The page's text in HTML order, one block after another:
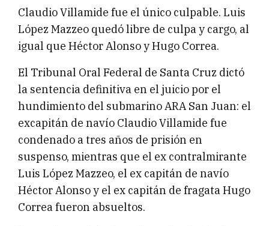
Claudio Villamide fue el único culpable. Luis
López Mazzeo quedó libre de culpa y cargo, al
igual que Héctor Alonso y Hugo Correa.
El Tribunal Oral Federal de Santa Cruz dictó
la sentencia definitiva en el juicio por el
hundimiento del submarino ARA San Juan: el
excapitán de navío Claudio Villamide fue
condenado a tres años de prisión en
suspenso, mientras que el ex contralmirante
Luis López Mazzeo, el ex capitán de navío
Héctor Alonso y el ex capitán de fragata Hugo
Correa fueron absueltos.